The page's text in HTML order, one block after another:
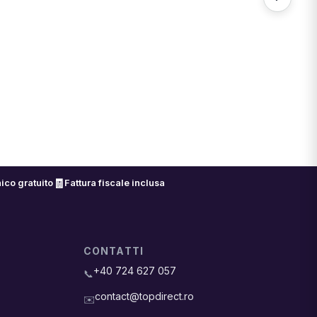
gratuito🧾 Fattura fiscale inclusa
CONTATTI
📞+40 724 627 057
✉️contact@topdirect.ro